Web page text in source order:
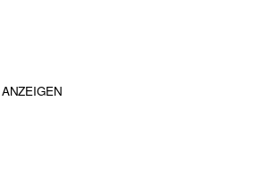
ANZEIGEN